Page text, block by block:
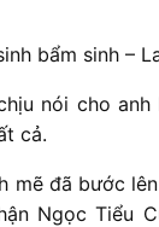
bẩm sinh –
nói cho
cả.
mẽ đã bước
Ngọc Tiểu